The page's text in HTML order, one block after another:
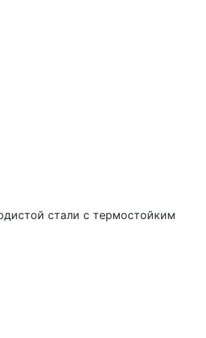
стали с термостойким